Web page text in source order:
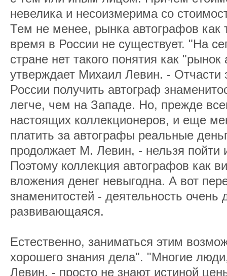
невелика и несоизмерима со
Тем не менее, рынка автографов как
время в России не существует. "На
стране нет такого понятия как
утверждает Михаил Левин. - Отчасти
России получить автограф
легче, чем на Западе. Но, прежде
настоящих коллекционеров, и еще
платить за автографы реальные
продолжает М. Левин, - нельзя пойти
Поэтому коллекция автографов как
вложения денег невыгодна. А вот
знаменитостей - деятельность очень
развивающаяся.
Естественно, заниматься этим
хорошего знания дела". "Многие
Левин, - просто не знают истиной